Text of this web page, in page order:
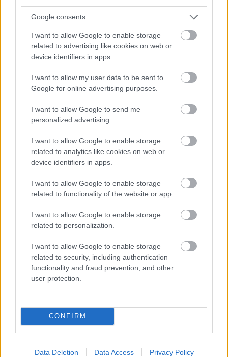
Google consents
I want to allow Google to enable storage
related to advertising like cookies on web or
device identifiers in apps.
I want to allow my user data to be sent to
Google for online advertising purposes.
I want to allow Google to send me
personalized advertising.
I want to allow Google to enable storage
related to analytics like cookies on web or
device identifiers in apps.
I want to allow Google to enable storage
related to functionality of the website or app.
I want to allow Google to enable storage
related to personalization.
I want to allow Google to enable storage
related to security, including authentication
functionality and fraud prevention, and other
user protection.
CONFIRM
Data Deletion Data Access Privacy Policy